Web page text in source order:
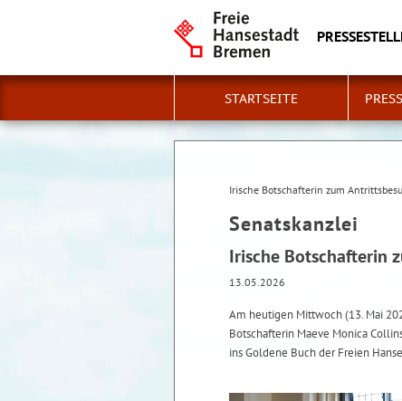
STARTSEITE
Irische Botschafterin zum
Senatskanzlei
Irische Botschafterin
13.05.2026
Am heutigen Mittwoch (13. Mai
Botschafterin Maeve Monica
ins Goldene Buch der Freien